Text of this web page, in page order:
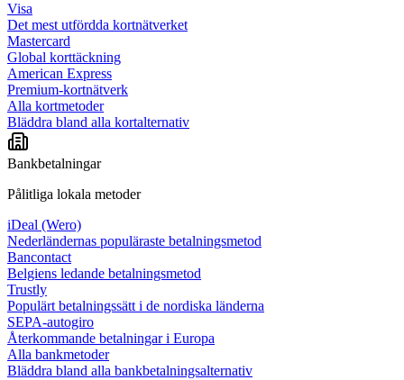
Visa
Det mest utfördda kortnätverket
Mastercard
Global korttäckning
American Express
Premium-kortnätverk
Alla kortmetoder
Bläddra bland alla kortalternativ
Bankbetalningar
Pålitliga lokala metoder
iDeal (Wero)
Nederländernas populäraste betalningsmetod
Bancontact
Belgiens ledande betalningsmetod
Trustly
Populärt betalningssätt i de nordiska länderna
SEPA-autogiro
Återkommande betalningar i Europa
Alla bankmetoder
Bläddra bland alla bankbetalningsalternativ